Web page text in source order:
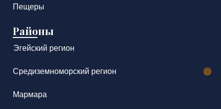
Пещеры
Районы
Эгейский регион
Средиземноморский регион
Мармара